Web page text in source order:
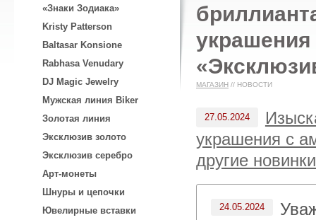
«Знаки Зодиака»
Kristy Patterson
Baltasar Konsione
Rabhasa Venudary
DJ Magic Jewelry
Мужская линия Biker
Золотая линия
Эксклюзив золото
Эксклюзив серебро
Арт-монеты
Шнуры и цепочки
Ювелирные вставки
украшения
МАГАЗИН // НОВОСТИ
27.05.2024
украшения с
другие
24.05.2024